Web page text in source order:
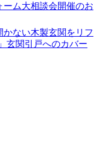
ム大相談会開催のお
かない木製玄関をリフ
玄関引戸へのカバー